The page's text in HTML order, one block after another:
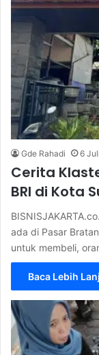
Gde Rahadi 6
Cerita
BRI di Kota
ada di Pasar
untuk membeli,
Baca Lebih